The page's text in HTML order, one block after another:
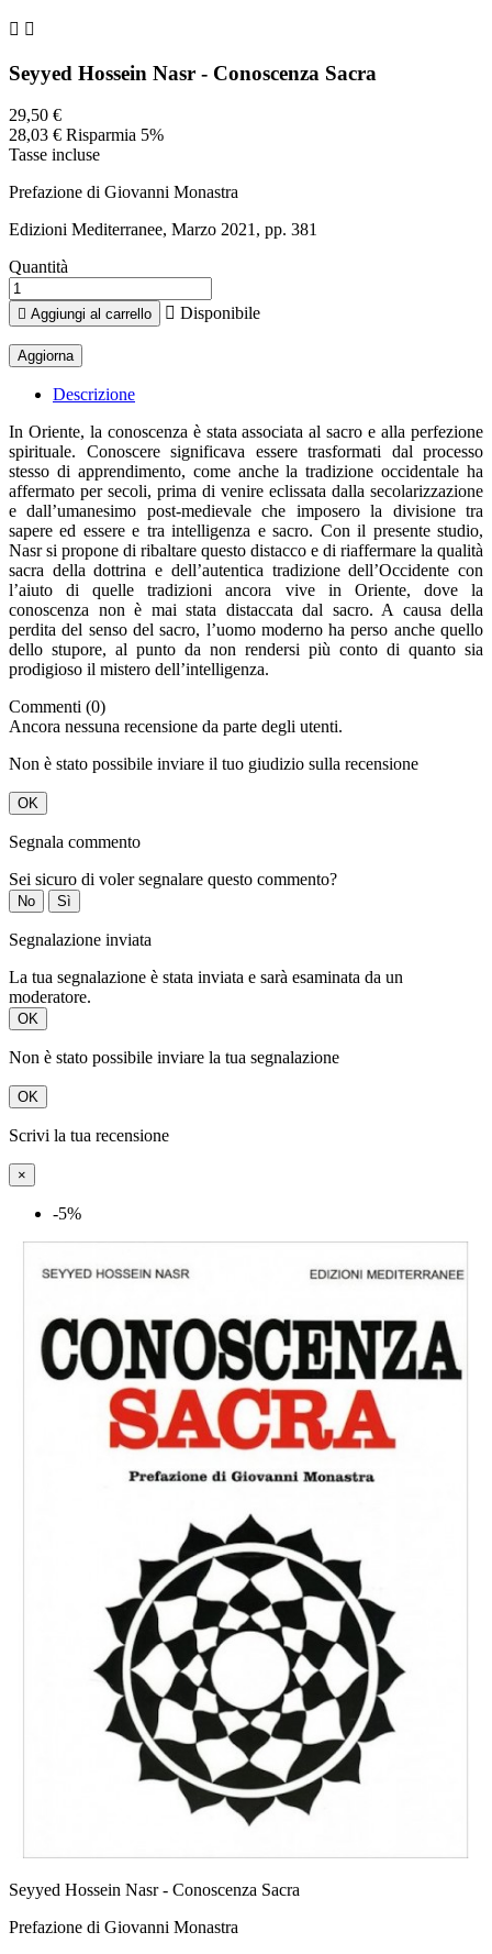
 
Seyyed Hossein Nasr - Conoscenza Sacra
29,50 €
28,03 € Risparmia 5%
Tasse incluse
Prefazione di Giovanni Monastra
Edizioni Mediterranee, Marzo 2021, pp. 381
Quantità
 Aggiungi al carrello  Disponibile
Descrizione
In Oriente, la conoscenza è stata associata al sacro e alla perfezione
spirituale. Conoscere significava essere trasformati dal processo
stesso di apprendimento, come anche la tradizione occidentale ha
affermato per secoli, prima di venire eclissata dalla secolarizzazione
e dall’umanesimo post-medievale che imposero la divisione tra
sapere ed essere e tra intelligenza e sacro. Con il presente studio,
Nasr si propone di ribaltare questo distacco e di riaffermare la qualità
sacra della dottrina e dell’autentica tradizione dell’Occidente con
l’aiuto di quelle tradizioni ancora vive in Oriente, dove la
conoscenza non è mai stata distaccata dal sacro. A causa della
perdita del senso del sacro, l’uomo moderno ha perso anche quello
dello stupore, al punto da non rendersi più conto di quanto sia
prodigioso il mistero dell’intelligenza.
Commenti (0)
Ancora nessuna recensione da parte degli utenti.
Non è stato possibile inviare il tuo giudizio sulla recensione
OK
Segnala commento
Sei sicuro di voler segnalare questo commento?
No Sì
Segnalazione inviata
La tua segnalazione è stata inviata e sarà esaminata da un
moderatore.
OK
Non è stato possibile inviare la tua segnalazione
OK
Scrivi la tua recensione
×
-5%
Seyyed Hossein Nasr - Conoscenza Sacra
Prefazione di Giovanni Monastra